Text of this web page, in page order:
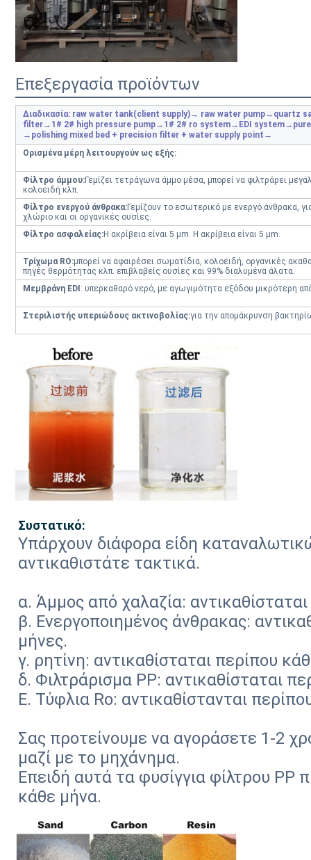
Επεξεργασία προϊόντων
Διαδικασία: raw water tank(client supply)→ raw water
filter→1# 2# high pressure pump→1# 2# ro system→EDI
→polishing mixed bed + precision filter + water supply point→
Ορισμένα μέρη λειτουργούν ως εξής:
Φίλτρο άμμου:Γεμίζει τετράγωνα άμμο μέσα, μπορεί να φιλτράρει
κολοειδή κλπ.
Φίλτρο ενεργού άνθρακα:Γεμίζουν το εσωτερικό με ενεργό άνθρακα,
χλώριο και οι οργανικές ουσίες.
Φίλτρο ασφαλείας:Η ακρίβεια είναι 5 μm. Η ακρίβεια είναι 5 μm.
Τρίχωμα RO:μπορεί να αφαιρέσει σωματίδια, κολοειδή, οργανικές
πηγές θερμότητας κλπ. επιβλαβείς ουσίες και 99% διαλυμένα άλατα.
Μεμβράνη EDI : υπερκαθαρό νερό, με αγωγιμότητα εξόδου μικρότερη
Στεριλιστής υπεριώδους ακτινοβολίας:για την απομάκρυνση
Συστατικό:
Υπάρχουν διάφορα είδη
αντικαθιστάτε τακτικά.
α. Άμμος από χαλαζία:
β. Ενεργοποιημένος άνθρακας:
μήνες.
γ. ρητίνη: αντικαθίσταται περίπου
δ. Φιλτράρισμα PP: αντικαθίσταται
Ε. Τύφλια Ro: αντικαθίστανται
Σας προτείνουμε να αγοράσετε 1-2
μαζί με το μηχάνημα.
Επειδή αυτά τα φυσίγγια φίλτρου PP
κάθε μήνα.